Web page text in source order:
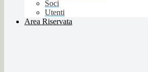
Soci
Utenti
Area Riservata